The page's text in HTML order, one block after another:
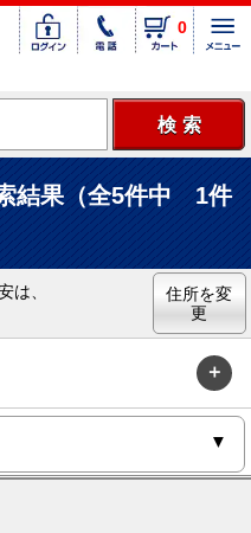
0
結果（全5件中 1件
は、
住所を変
更